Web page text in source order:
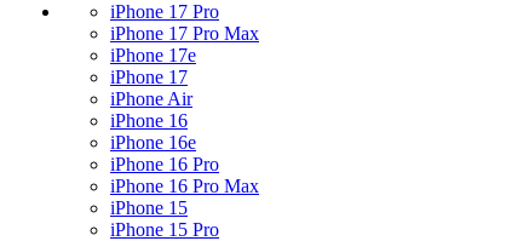
iPhone 17 Pro
iPhone 17 Pro Max
iPhone 17e
iPhone 17
iPhone Air
iPhone 16
iPhone 16e
iPhone 16 Pro
iPhone 16 Pro Max
iPhone 15
iPhone 15 Pro